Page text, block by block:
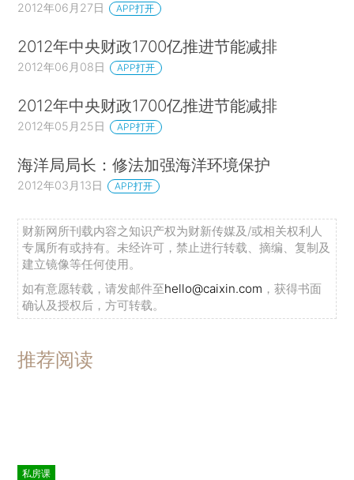
2012年06月27日 APP打开
2012年中央财政1700亿推进节能减排
2012年06月08日 APP打开
2012年中央财政1700亿推进节能减排
2012年05月25日 APP打开
海洋局局长：修法加强海洋环境保护
2012年03月13日 APP打开
财新网所刊载内容之知识产权为财新传媒及/或相关权利人
专属所有或持有。未经许可，禁止进行转载、摘编、复制及
建立镜像等任何使用。
如有意愿转载，请发邮件至hello@caixin.com ，获得书面
确认及授权后，方可转载。
推荐阅读
私房课